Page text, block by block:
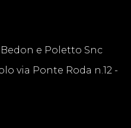
e Poletto Snc
via Ponte Roda n.12 -